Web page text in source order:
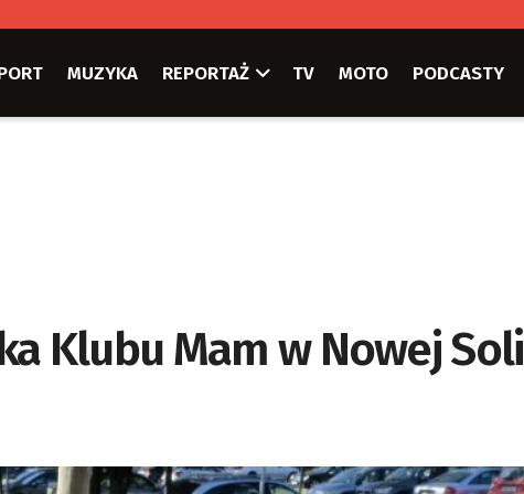
MUZYKA REPORTAŻ TV MOTO PODCASTY
Klubu Mam w Nowej Soli